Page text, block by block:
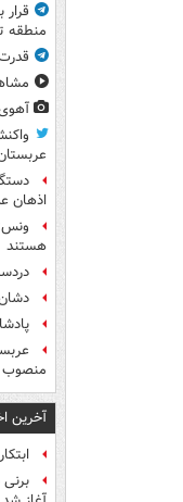
قرار
منطقه
مشاهده ۴ پلنگ در
اذهان
هستند
منصوب
آخرین